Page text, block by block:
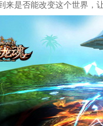
来是否能改变这个世界，